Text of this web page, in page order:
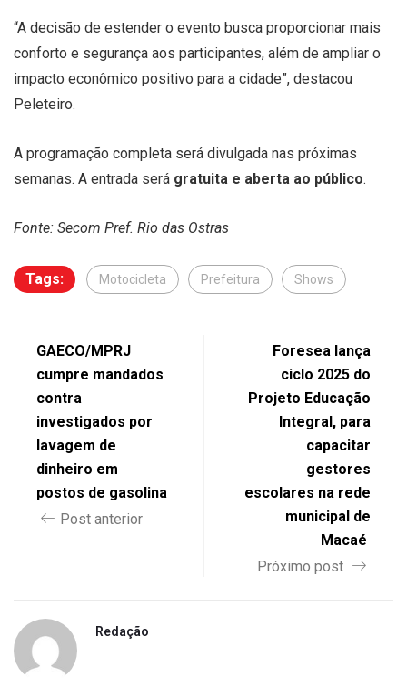
“A decisão de estender o evento busca proporcionar mais
conforto e segurança aos participantes, além de ampliar o
impacto econômico positivo para a cidade”, destacou
Peleteiro.
A programação completa será divulgada nas próximas
semanas. A entrada será gratuita e aberta ao público.
Fonte: Secom Pref. Rio das Ostras
Tags: Motocicleta Prefeitura Shows
GAECO/MPRJ
cumpre mandados
contra
investigados por
lavagem de
dinheiro em
postos de gasolina
Post anterior
Foresea lança
ciclo 2025 do
Projeto Educação
Integral, para
capacitar
gestores
escolares na rede
municipal de
Macaé
Próximo post
Redação